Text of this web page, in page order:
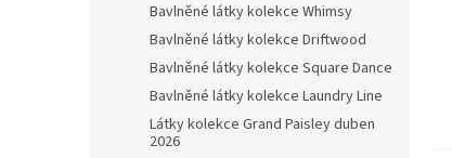
Bavlněné látky kolekce Whimsy
Bavlněné látky kolekce Driftwood
Bavlněné látky kolekce Square Dance
Bavlněné látky kolekce Laundry Line
Látky kolekce Grand Paisley duben
2026